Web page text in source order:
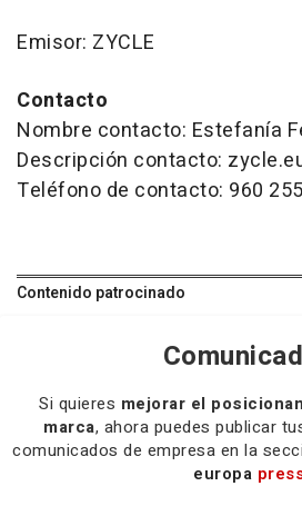
Emisor: ZYCLE
Contacto
Nombre contacto: Estefanía
Descripción contacto:
Teléfono de contacto: 960
Contenido patrocinado
Si quieres mejorar el
marca, ahora puedes publicar
comunicados de empresa en la
europa